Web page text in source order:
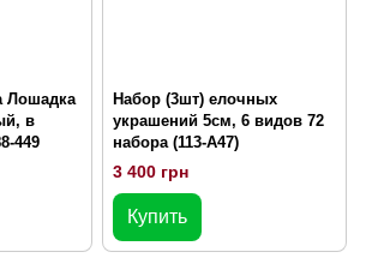
Лошадка
в
449
Набор (3шт) елочных
украшений 5см, 6 видов 72
набора (113-A47)
3 400 грн
Купить